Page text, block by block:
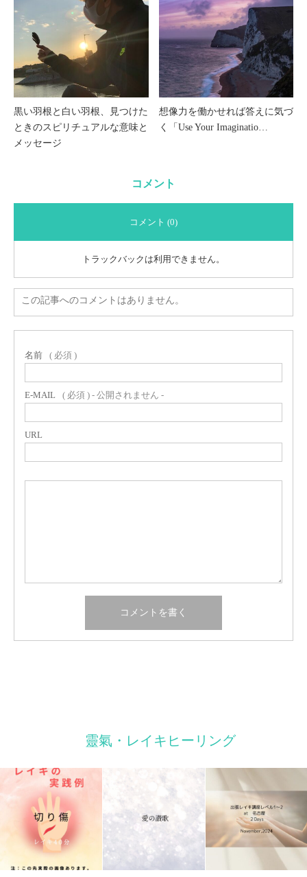
黒い羽根と白い羽根、見つけた
ときのスピリチュアルな意味と
メッセージ
想像力を働かせれば答えに気づ
く「Use Your Imaginatio…
コメント
コメント (0)
トラックバックは利用できません。
この記事へのコメントはありません。
名前 ( 必須 )
E-MAIL ( 必須 ) - 公開されません -
URL
靈氣・レイキヒーリング